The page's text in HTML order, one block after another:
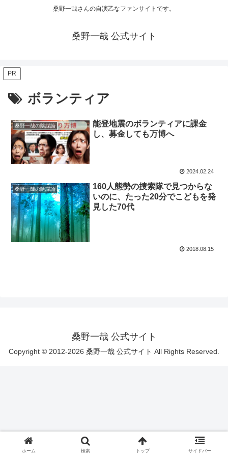
桑野一哉さんの自演乙なファンサイトです。
桑野一哉 公式サイト
PR
ボランティア
桑野一哉の陰謀論
能登地震のボランティアに課金
し、募金しても万博へ
2024.02.24
桑野一哉の陰謀論
160人態勢の捜索隊で見つからな
いのに、たった20分でこどもを発
見した70代
2018.08.15
桑野一哉 公式サイト
Copyright © 2012-2026 桑野一哉 公式サイト All Rights Reserved.
ホーム 検索 トップ サイドバー